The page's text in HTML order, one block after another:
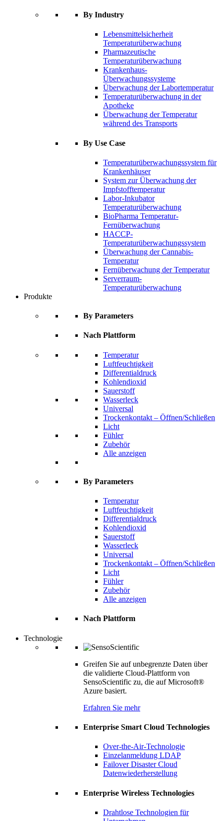
By Industry
Lebensmittelsicherheit
Temperaturüberwachung
Pharmazeutische
Temperaturüberwachung
Krankenhaus-
Überwachungssysteme
Überwachung der Labortemperatur
Temperaturüberwachung in der
Apotheke
Überwachung der Temperatur
während des Transports
By Use Case
Temperaturüberwachungssystem für
Krankenhäuser
System zur Überwachung der
Impfstofftemperatur
Labor-Inkubator
Temperaturüberwachung
BioPharma Temperatur-
Fernüberwachung
HACCP-
Temperaturüberwachungssystem
Überwachung der Cannabis-
Temperatur
Fernüberwachung der Temperatur
Serverraum-
Temperaturüberwachung
Produkte
By Parameters
Nach Plattform
Temperatur
Luftfeuchtigkeit
Differentialdruck
Kohlendioxid
Sauerstoff
Wasserleck
Universal
Trockenkontakt – Öffnen/Schließen
Licht
Fühler
Zubehör
Alle anzeigen
By Parameters
Temperatur
Luftfeuchtigkeit
Differentialdruck
Kohlendioxid
Sauerstoff
Wasserleck
Universal
Trockenkontakt – Öffnen/Schließen
Licht
Fühler
Zubehör
Alle anzeigen
Nach Plattform
Technologie
Greifen Sie auf unbegrenzte Daten über
die validierte Cloud-Plattform von
SensoScientific zu, die auf Microsoft®
Azure basiert.
Erfahren Sie mehr
Enterprise Smart Cloud Technologies
Over-the-Air-Technologie
Einzelanmeldung LDAP
Failover Disaster Cloud
Datenwiederherstellung
Enterprise Wireless Technologies
Drahtlose Technologien für